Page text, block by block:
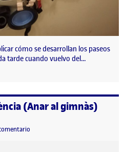
cómo se desarrollan los paseos
tarde cuando vuelvo del…
(Anar al gimnàs)